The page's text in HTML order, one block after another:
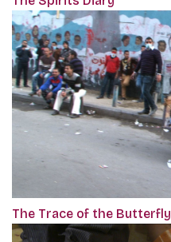
The Trace of the Butterfly